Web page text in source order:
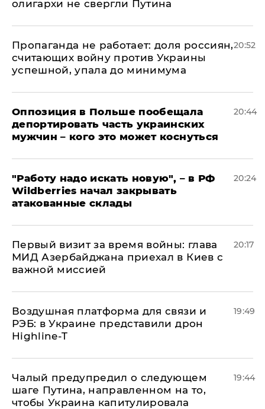
олигархи не свергли Путина
​Пропаганда не работает: доля россиян,
считающих войну против Украины
успешной, упала до минимума
20:52
Оппозиция в Польше пообещала
депортировать часть украинских
мужчин – кого это может коснуться
20:44
"Работу надо искать новую", – в РФ
Wildberries начал закрывать
атакованные склады
20:24
Первый визит за время войны: глава
МИД Азербайджана приехал в Киев с
важной миссией
20:17
Воздушная платформа для связи и
РЭБ: в Украине представили дрон
Highline-T
19:49
Чалый предупредил о следующем
шаге Путина, направленном на то,
чтобы Украина капитулировала
19:44